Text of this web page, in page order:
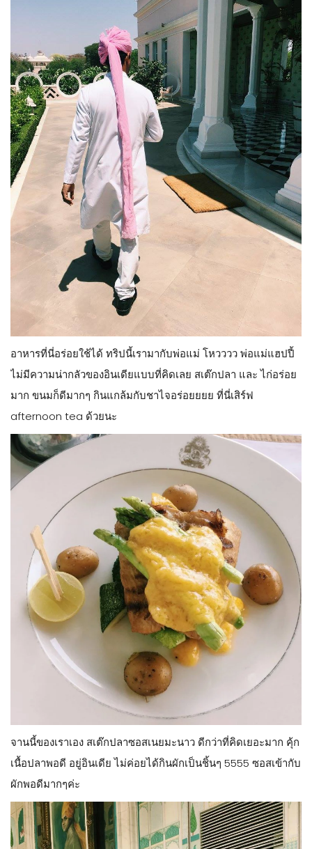
อาหารที่นี่อร่อยใช้ได้ ทริปนี้เรามากับพ่อแม่ โหวววว พ่อแม่แฮปปี้
ไม่มีความน่ากลัวของอินเดียแบบที่คิดเลย สเต๊กปลา และ ไก่อร่อย
มาก ขนมก็ดีมากๆ กินแกล้มกับชาไจอร่อยยยย ที่นี่เสิร์ฟ
afternoon tea ด้วยนะ
จานนี้ของเราเอง สเต๊กปลาซอสเนยมะนาว ดีกว่าที่คิดเยอะมาก คุ้ก
เนื้อปลาพอดี อยู่อินเดีย ไม่ค่อยได้กินผักเป็นชิ้นๆ 5555 ซอสเข้ากับ
ผักพอดีมากๆค่ะ